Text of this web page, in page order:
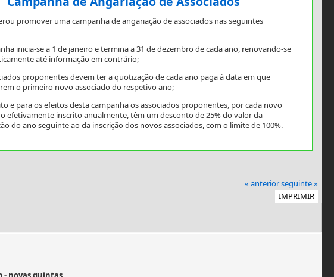
promover uma campanha de angariação de associados nas seguintes
inicia-se a 1 de janeiro e termina a 31 de dezembro de cada ano, renovando-se
até informação em contrário;
proponentes devem ter a quotização de cada ano paga à data em que
o primeiro novo associado do respetivo ano;
e para os efeitos desta campanha os associados proponentes, por cada novo
efetivamente inscrito anualmente, têm um desconto de 25% do valor da
do ano seguinte ao da inscrição dos novos associados, com o limite de 100%.
« anteriorseguinte »
IMPRIMIR